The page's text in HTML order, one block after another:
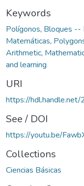
Keywords
Polígonos, Bloques --
Matemáticas,
Arithmetic,
and learning
URI
https://
See / DOI
https://youtu.be/
Collections
Ciencias Básicas